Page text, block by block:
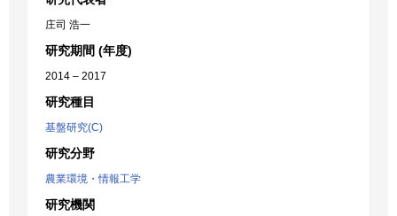
庄司 浩一
研究期間 (年度)
2014 – 2017
研究種目
基盤研究(C)
研究分野
農業環境・情報工学
研究機関